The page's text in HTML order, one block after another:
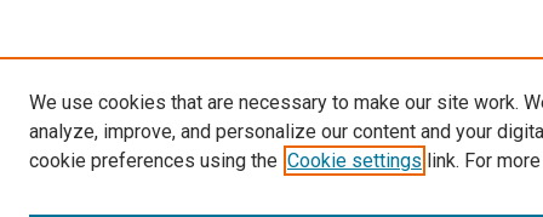
We use cookies that are necessary to make our site work.
analyze, improve, and personalize our content and your
cookie preferences using the Cookie settings link. For